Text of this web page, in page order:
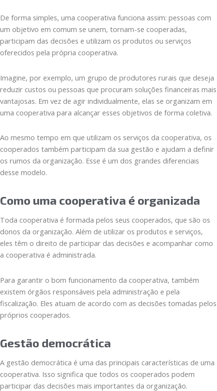
De forma simples, uma cooperativa funciona assim: pessoas com
um objetivo em comum se unem, tornam-se cooperadas,
participam das decisões e utilizam os produtos ou serviços
oferecidos pela própria cooperativa.
Imagine, por exemplo, um grupo de produtores rurais que deseja
reduzir custos ou pessoas que procuram soluções financeiras mais
vantajosas. Em vez de agir individualmente, elas se organizam em
uma cooperativa para alcançar esses objetivos de forma coletiva.
Ao mesmo tempo em que utilizam os serviços da cooperativa, os
cooperados também participam da sua gestão e ajudam a definir
os rumos da organização. Esse é um dos grandes diferenciais
desse modelo.
Como uma cooperativa é organizada
Toda cooperativa é formada pelos seus cooperados, que são os
donos da organização. Além de utilizar os produtos e serviços,
eles têm o direito de participar das decisões e acompanhar como
a cooperativa é administrada.
Para garantir o bom funcionamento da cooperativa, também
existem órgãos responsáveis pela administração e pela
fiscalização. Eles atuam de acordo com as decisões tomadas pelos
próprios cooperados.
Gestão democrática
A gestão democrática é uma das principais características de uma
cooperativa. Isso significa que todos os cooperados podem
participar das decisões mais importantes da organização.